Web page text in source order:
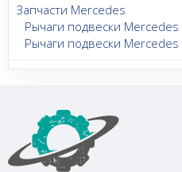
Запчасти Mercedes
Рычаги подвески Mercedes
Рычаги подвески Mercedes